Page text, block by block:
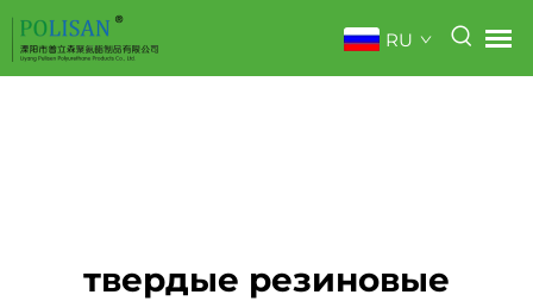
RU
твердые резиновые